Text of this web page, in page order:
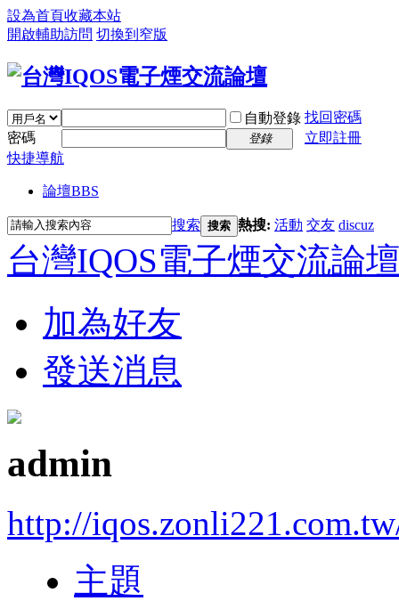
設為首頁收藏本站
開啟輔助訪問 切換到窄版
自動登錄 找回密碼
密碼
登錄
立即註冊
快捷導航
論壇BBS
搜索 搜索 熱搜: 活動 交友 discuz
台灣IQOS電子煙交流論
加為好友
發送消息
admin
http://
主題